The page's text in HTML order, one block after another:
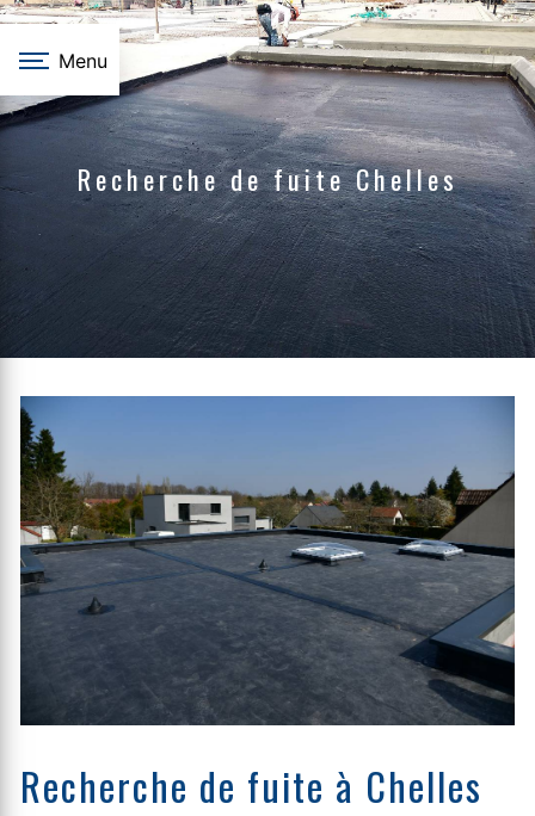
Menu
Recherche de fuite Chelles
Recherche de fuite à Chelles
Panneau de gestion des cookies